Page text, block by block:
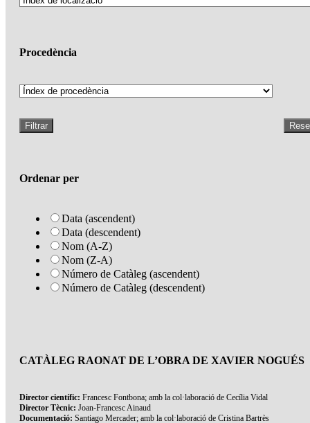
Procedència
Filtrar
Ordenar per
Data (ascendent)
Data (descendent)
Nom (A-Z)
Nom (Z-A)
Número de Catàleg (ascendent)
Número de Catàleg (descendent)
CATÀLEG RAONAT DE L’OBRA DE XAVIER NOGUÉS
Director científic: Francesc Fontbona; amb la col·laboració de Cecília Vidal
Director Tècnic: Joan-Francesc Ainaud
Documentació: Santiago Mercader; amb la col·laboració de Cristina Bartrès